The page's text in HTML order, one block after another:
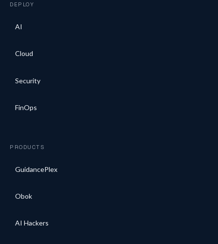
DEPLOY
AI
Cloud
Security
FinOps
PRODUCTS
GuidancePlex
Obok
AI Hackers